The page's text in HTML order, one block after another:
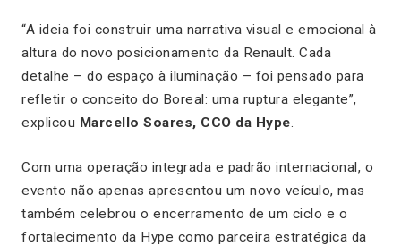
“A ideia foi construir uma narrativa visual e emocional à
altura do novo posicionamento da Renault. Cada
detalhe – do espaço à iluminação – foi pensado para
refletir o conceito do Boreal: uma ruptura elegante”,
explicou Marcello Soares, CCO da Hype
Com uma operação integrada e padrão internacional, o
evento não apenas apresentou um novo veículo, mas
também celebrou o encerramento de um ciclo e o
fortalecimento da Hype como parceira estratégica da